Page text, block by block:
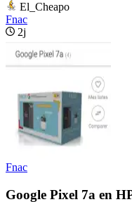
El_Cheapo
Fnac
2j
Fnac
Google Pixel 7a en